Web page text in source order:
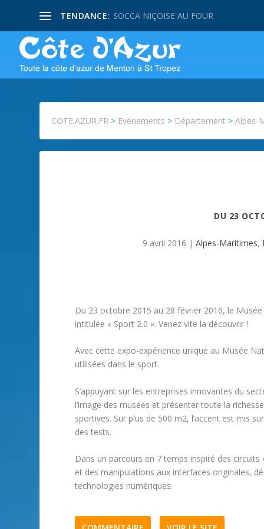
TENDANCE: SOCCA NIÇOISE AU FOUR
COTE.AZUR.FR > Evénements > Département >Alpes-
DU 23
9 avril 2016 | Alpes-Maritimes,
Du 23 octobre 2015 au 28 février 2016, le
intitulée « Sport 2.0 ». Venez vite la découvrir !
Avec cette expo-expérience unique au Musée
utilisées dans le sport.
S’appuyant sur les entreprises innovantes du
l’image des musées et présenter toute la
sportives. Sur plus de 500 m2, l’accent est mis
des tests.
Dans un parcours en 7 temps inspiré des
et des manipulations aux interfaces originales,
technologies numériques.